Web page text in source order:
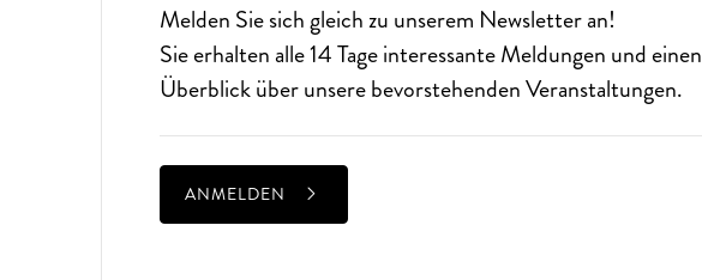
Melden Sie sich gleich zu unserem Newsletteran!
Sie erhalten alle 14 Tage interessante Meldungen und einen
Überblick über unsere bevorstehenden Veranstaltungen.
ANMELDEN